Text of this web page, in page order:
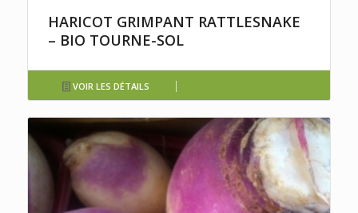
HARICOT GRIMPANT RATTLESNAKE
– BIO TOURNE-SOL
VOIR LES DÉTAILS